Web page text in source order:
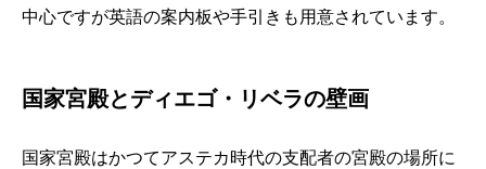
中心ですが英語の案内板や手引きも用意されています。
国家宮殿とディエゴ・リベラの壁画
国家宮殿はかつてアステカ時代の支配者の宮殿の場所に